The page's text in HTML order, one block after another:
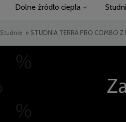
Dolne źródło ciepła
Studnie » STUDNIA TERRA PRO COMBO Z